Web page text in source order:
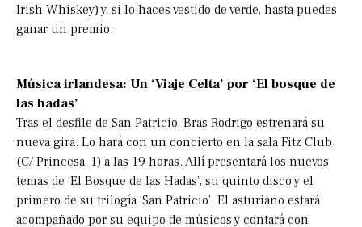
Irish Whiskey) y, si lo haces vestido de verde, hasta puedes
ganar un premio.
Música irlandesa: Un ‘Viaje Celta’ por ‘El bosque de
las hadas’
Tras el desfile de San Patricio, Bras Rodrigo estrenará su
nueva gira. Lo hará con un concierto en la sala Fitz Club
(C/ Princesa, 1) a las 19 horas. Allí presentará los nuevos
temas de ‘El Bosque de las Hadas’, su quinto disco y el
primero de su trilogía ‘San Patricio’. El asturiano estará
acompañado por su equipo de músicos y contará con